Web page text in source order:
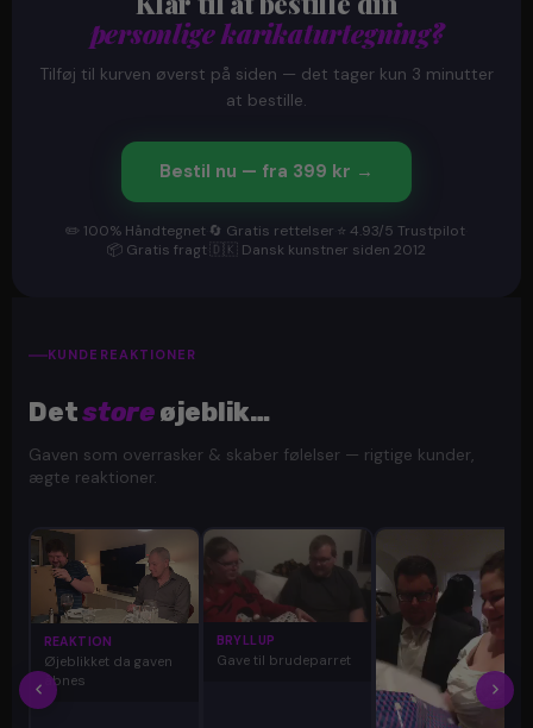
personlige karikaturtegning?
Tilføj til kurven øverst på siden — det tager kun 3 minutter
at bestille.
Bestil nu — fra 399 kr →
✏️ 100% Håndtegnet 🔄 Gratis rettelser ⭐ 4.93/5 Trustpilot
📦 Gratis fragt 🇩🇰 Dansk kunstner siden 2012
KUNDEREAKTIONER
Detstoreøjeblik…
Gaven som overrasker & skaber følelser — rigtige kunder,
ægte reaktioner.
REAKTION
Øjeblikket da gaven
åbnes
BRYLLUP
Gave til brudeparret